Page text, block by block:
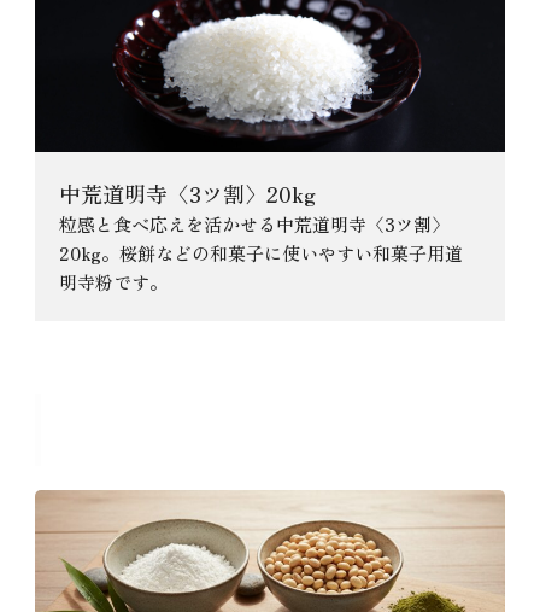
中荒道明寺〈3ツ割〉20kg
粒感と食べ応えを活かせる中荒道明寺〈3ツ割〉
20kg。桜餅などの和菓子に使いやすい和菓子用道
明寺粉です。